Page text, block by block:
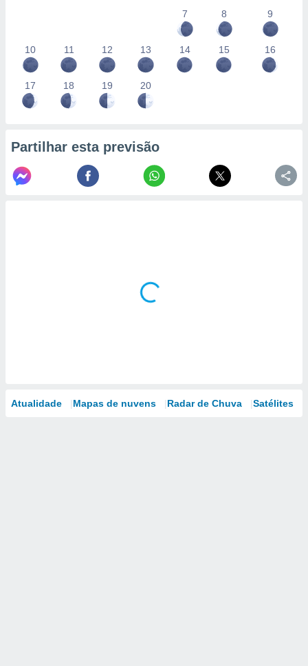
7
8 9
10 11 12 13 14 15 16
17 18 19 20
Partilhar esta previsão
Atualidade Mapas de nuvens Radar de Chuva Satélites